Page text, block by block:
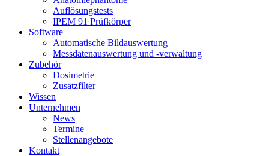
Auflösungstests
IPEM 91 Prüfkörper
Software
Automatische Bildauswertung
Messdatenauswertung und -verwaltung
Zubehör
Dosimetrie
Zusatzfilter
Wissen
Unternehmen
News
Termine
Stellenangebote
Kontakt